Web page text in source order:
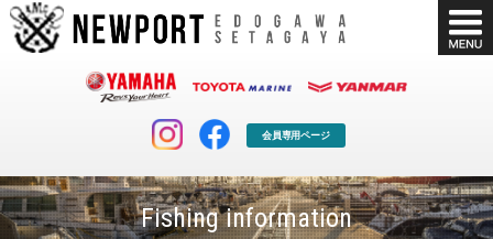
会員専用ページ
Fishing information